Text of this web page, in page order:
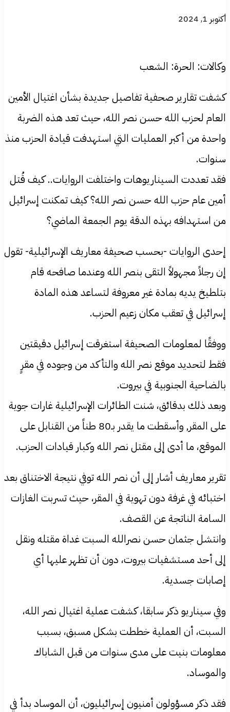
أكتوبر 1, 2024
وكالات: الحرة: الشعب
كشفت تقارير صحفية تفاصيل جديدة بشأن اغتيال الأمين
العام لحزب الله حسن نصر الله، حيث تعد هذه الضربة
واحدة من أكبر العمليات التي استهدفت قيادة الحزب منذ
سنوات.
فقد تعددت السيناريوهات واختلفت الروايات.. كيف قُتل
أمين عام حزب الله حسن نصر الله؟ كيف تمكنت إسرائيل
من استهدافه بهذه الدقة يوم الجمعة الماضي؟
إحدى الروايات -بحسب صحيفة معاريف الإسرائيلية- تقول
إن رجلاً مجهولاً التقى بنصر الله وعندما صافحه قام
بتلطيخ يديه بمادة غير معروفة لتساعد هذه المادة
إسرائيل في تعقب مكان زعيم الحزب.
ووفقًا لمعلومات الصحيفة استغرقت إسرائيل دقيقتين
فقط لتحديد موقع نصر الله والتأكد من وجوده في مقرٍ
بالضاحية الجنوبية في بيروت.
وبعد ذلك بدقائق، شنت الطائرات الإسرائيلية غارات جوية
على المقر, وأسقطت ما يقدر بـ80 طناً من القنابل على
الموقع، ما أدى إلى مقتل نصر الله وكبار قيادات الحزب.
تقرير معاريف أشار إلى أن نصر الله توفي نتيجة الاختناق بعد
اختبائه في غرفة دون تهوية في المقر، حيث تسربت الغازات
السامة الناتجة عن القصف.
وانتشل جثمان حسن نصرالله السبت غداة مقتله ونقل
إلى أحد مستشفيات بيروت، دون أن تظهر عليها أي
إصابات جسدية.
وفي سيناريو ذكر سابقا، كشفت عملية اغتيال نصر الله،
السبت، أن العملية خططت بشكل مسبق، بسبب
معلومات بنيت على مدى سنوات من قبل الشاباك
والموساد.
فقد ذكر مسؤولون أمنيون إسرائيليون، أن الموساد بدأ في